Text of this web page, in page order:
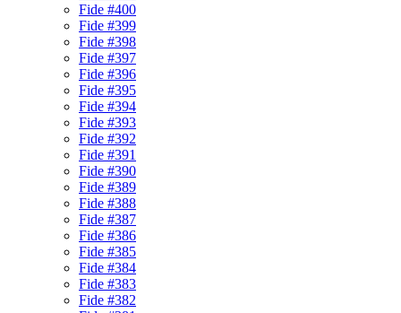
Fide #400
Fide #399
Fide #398
Fide #397
Fide #396
Fide #395
Fide #394
Fide #393
Fide #392
Fide #391
Fide #390
Fide #389
Fide #388
Fide #387
Fide #386
Fide #385
Fide #384
Fide #383
Fide #382